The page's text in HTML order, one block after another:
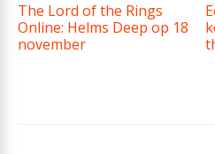
The Lord of the Rings
Online: Helms Deep op 18
november